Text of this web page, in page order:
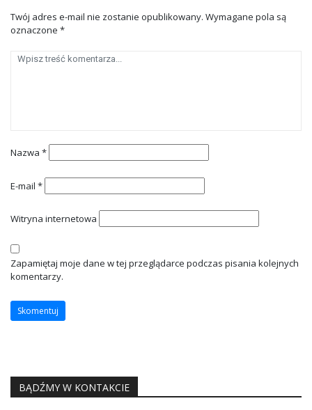
Twój adres e-mail nie zostanie opublikowany. Wymagane pola są
oznaczone *
Nazwa *
E-mail *
Witryna internetowa
Zapamiętaj moje dane w tej przeglądarce podczas pisania kolejnych
komentarzy.
BĄDŹMY W KONTAKCIE